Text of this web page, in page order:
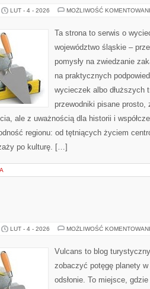
LUT - 4 - 2026 MOŻLIWOŚĆ
Ta strona to serwis o
województwo śląskie –
pomysły na zwiedzanie
na praktycznych
wycieczek albo dłuższych
przewodniki pisane
ale z uważnością dla historii i
regionu: od tętniących życiem
po kulturę. […]
LUT - 4 - 2026 MOŻLIWOŚĆ
Vulcans to blog
zobaczyć potęgę planety
odsłonie. To miejsce,